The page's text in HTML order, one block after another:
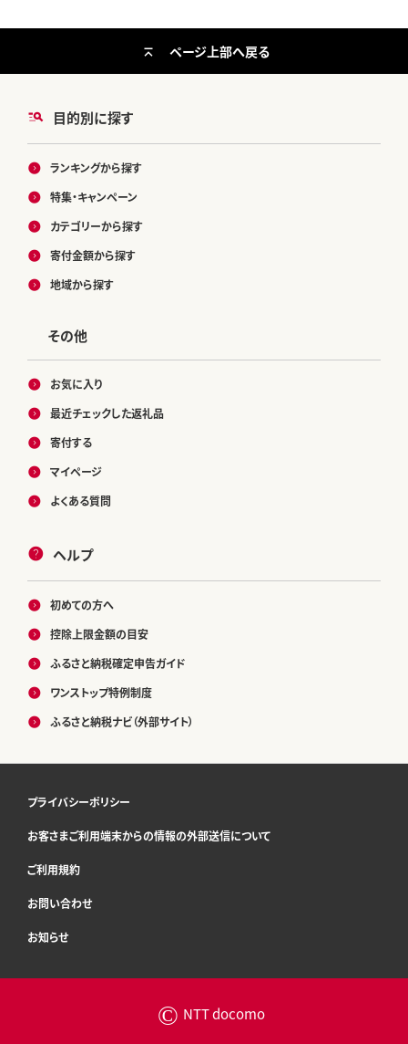
目的別に探す
ランキングから探す
特集・キャンペーン
カテゴリーから探す
寄付金額から探す
地域から探す
その他
お気に入り
最近チェックした返礼品
寄付する
マイページ
よくある質問
ヘルプ
初めての方へ
控除上限金額の目安
ふるさと納税確定申告ガイド
ワンストップ特例制度
ふるさと納税ナビ（外部サイト）
ページ上部へ戻る
プライバシーポリシー
お客さまご利用端末からの情報の外部送信について
ご利用規約
お問い合わせ
お知らせ
© NTT docomo